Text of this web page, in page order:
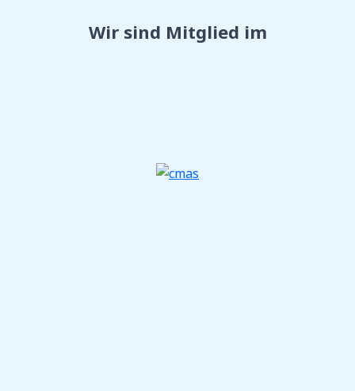
Wir sind Mitglied im